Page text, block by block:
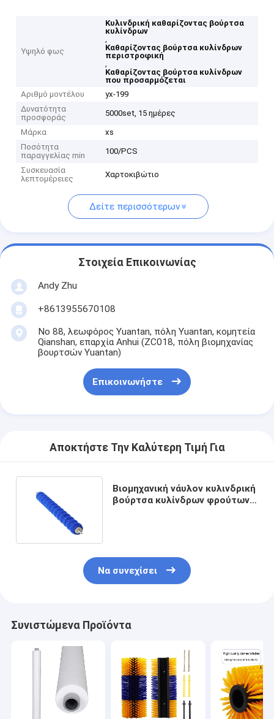
Υψηλό φως
Κυλινδρική καθαρίζοντας βούρτσα
κυλίνδρων
,
Καθαρίζοντας βούρτσα κυλίνδρων
περιστροφική
,
Καθαρίζοντας βούρτσα κυλίνδρων
που προσαρμόζεται
Αριθμό μοντέλου
yx-199
Δυνατότητα
προσφοράς
5000set, 15 ημέρες
Μάρκα
xs
Ποσότητα
παραγγελίας min
100/PCS
Συσκευασία
λεπτομέρειες
Χαρτοκιβώτιο
Δείτε περισσότερων
Στοιχεία Επικοινωνίας
Andy Zhu
+8613955670108
Νο 88, λεωφόρος Yuantan, πόλη Yuantan, κομητεία
Qianshan, επαρχία Anhui (ZC018, πόλη βιομηχανίας
βουρτσών Yuantan)
Επικοινωνήστε
Αποκτήστε Την Καλύτερη Τιμή Για
Βιομηχανική νάυλον κυλινδρική
βούρτσα κυλίνδρων φρούτων
Να συνεχίσει
Συνιστώμενα Προϊόντα